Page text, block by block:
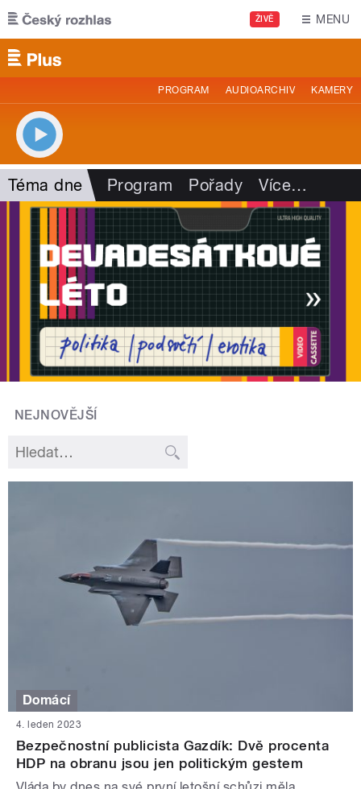
Přejít k hlavnímu obsahu
ŽIVĚ MENU
PROGRAM AUDIOARCHIV KAMERY
Téma dne Program Pořady Více…
NEJNOVĚJŠÍ
Domácí
4. leden 2023
Bezpečnostní publicista Gazdík: Dvě procenta
HDP na obranu jsou jen politickým gestem